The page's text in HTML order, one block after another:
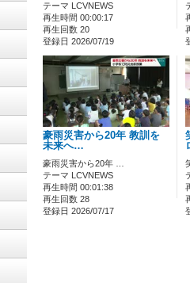
テーマ LCVNEWS
再生時間 00:00:17
再生回数 20
登録日 2026/07/19
豪雨災害から20年 教訓を
未来へ…
豪雨災害から20年 …
テーマ LCVNEWS
再生時間 00:01:38
再生回数 28
登録日 2026/07/17